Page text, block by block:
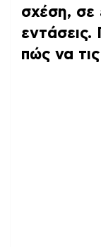
σχέση, σε
εντάσεις.
πώς να